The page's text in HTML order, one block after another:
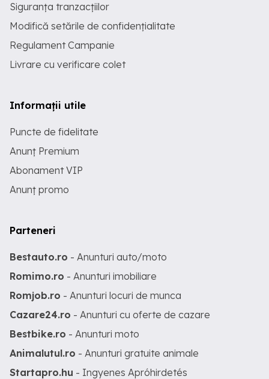
Siguranța tranzacțiilor
Modifică setările de confidențialitate
Regulament Campanie
Livrare cu verificare colet
Informații utile
Puncte de fidelitate
Anunț Premium
Abonament VIP
Anunț promo
Parteneri
Bestauto.ro - Anunturi auto/moto
Romimo.ro - Anunturi imobiliare
Romjob.ro - Anunturi locuri de munca
Cazare24.ro - Anunturi cu oferte de cazare
Bestbike.ro - Anunturi moto
Animalutul.ro - Anunturi gratuite animale
Startapro.hu - Ingyenes Apróhirdetés